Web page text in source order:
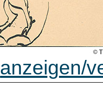
anzeigen/